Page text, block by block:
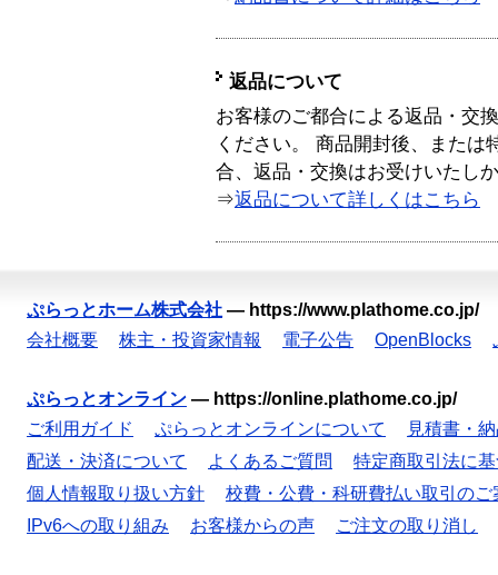
返品について
お客様のご都合による返品・交
ください。 商品開封後、または
合、返品・交換はお受けいたし
⇒返品について詳しくはこちら
ぷらっとホーム株式会社 — https://www.plathome.co.jp/
会社概要
株主・投資家情報 電子公告 OpenBlocks
ぷらっとオンライン — https://online.plathome.co.jp/
ご利用ガイド
ぷらっとオンラインについて
見積書・
配送・決済について
よくあるご質問
特定商取引法に
個人情報取り扱い方針
校費・公費・科研費払い取引のご
IPv6への取り組み
お客様からの声 ご注文の取り消し